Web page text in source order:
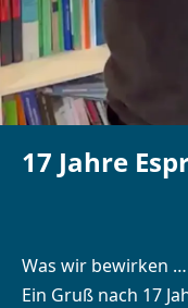
17 Jahre
Was wir bewirken
Ein Gruß nach 17